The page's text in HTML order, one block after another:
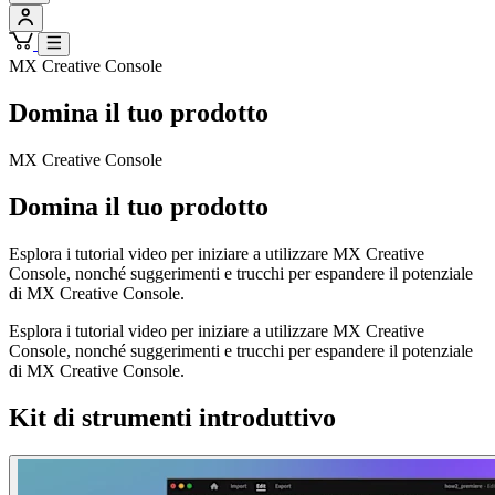
MX Creative Console
Domina il tuo prodotto
MX Creative Console
Domina il tuo prodotto
Esplora i tutorial video per iniziare a utilizzare MX Creative
Console, nonché suggerimenti e trucchi per espandere il potenziale
di MX Creative Console.
Esplora i tutorial video per iniziare a utilizzare MX Creative
Console, nonché suggerimenti e trucchi per espandere il potenziale
di MX Creative Console.
Kit di strumenti introduttivo